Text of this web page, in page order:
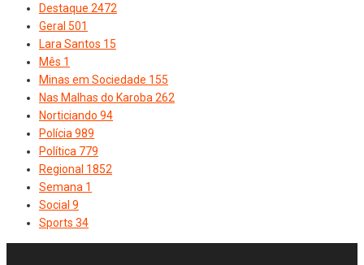
Destaque 2472
Geral 501
Lara Santos 15
Mês 1
Minas em Sociedade 155
Nas Malhas do Karoba 262
Norticiando 94
Polícia 989
Política 779
Regional 1852
Semana 1
Social 9
Sports 34